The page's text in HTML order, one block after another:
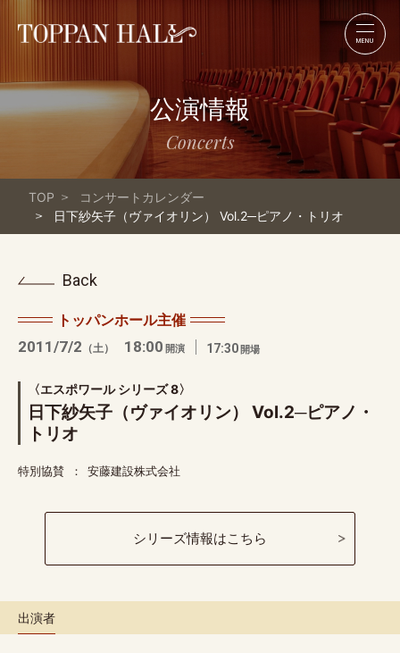
MENU
公演情報
Concerts
TOP
コンサートカレンダー
日下紗矢子（ヴァイオリン） Vol.2─ピアノ・トリオ
Back
トッパンホール主催
2011/7/2 （土） 18:00 開演 17:30 開場
〈エスポワール シリーズ 8〉
日下紗矢子（ヴァイオリン） Vol.2─ピアノ・
トリオ
特別協賛 安藤建設株式会社
出演者
シリーズ情報はこちら